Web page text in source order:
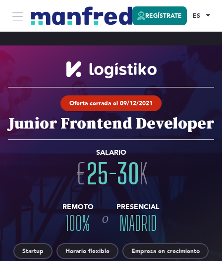
REGÍSTRATE ES
Oferta cerrada el 09/12/2021
Junior Frontend Developer
SALARIO
€25-30K
REMOTO
100% o
PRESENCIAL
MADRID
Startup Horario flexible Empresa en crecimiento